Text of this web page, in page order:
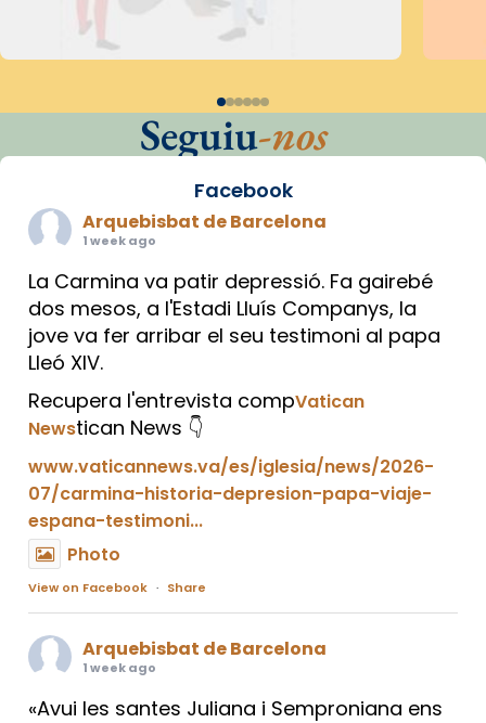
Seguiu-nos
Facebook
Arquebisbat de Barcelona
1 week ago
La Carmina va patir depressió. Fa gairebé
dos mesos, a l'Estadi Lluís Companys, la
jove va fer arribar el seu testimoni al papa
Lleó XIV.
Recupera l'entrevista compVatican
Newstican News 👇
www.vaticannews.va/es/iglesia/news/2026-
07/carmina-historia-depresion-papa-viaje-
espana-testimoni...
Photo
View on Facebook · Share
Arquebisbat de Barcelona
1 week ago
«Avui les santes Juliana i Semproniana ens